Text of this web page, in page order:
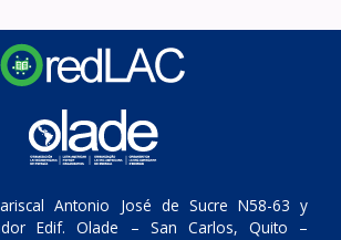
Antonio José de Sucre N58-63 y
Edif. Olade – San Carlos, Quito –